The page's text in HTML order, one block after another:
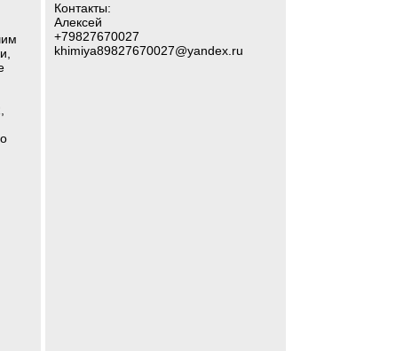
Контакты:
Алексей
+79827670027
khimiya89827670027@yandex.ru